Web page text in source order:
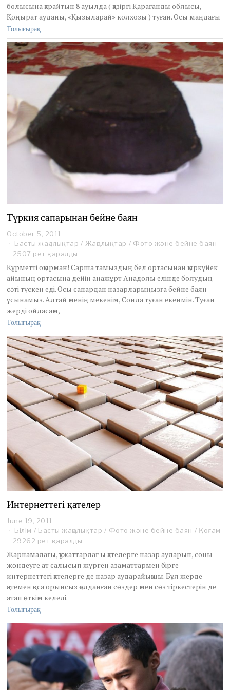
e
2
0
1
1
болысына қарайтын 8 ауылда ( қазіргі Қарағанды облысы,
Қоңырат ауданы, «Қызыларай» колхозы ) туған. Осы маңдағы
Толығырақ
Түркия сапарынан бейне баян
October 5, 2011
c
t
b
e
r
6
1
1
Басты жаңалықтар / Жаңалықтар / Фото және бейне баян
2507 рет қаралды
Құрметті оқырман! Сарша тамыздың бел ортасынан қыркүйек
айының ортасына дейін анажұрт Анадолы елінде болудың
сәті түскен еді. Осы сапардан назарларыңызға бейне баян
ұсынамыз. Алтай менің мекенім, Сонда туған екенмін. Туған
жерді ойласам,
Толығырақ
Интернеттегі қателер
June 19, 2011
e
c
m
b
e
r
2
0
2
0
Білім / Басты жаңалықтар / Фото және бейне баян / Қоғам
29262 рет қаралды
Жарнамадағы, құжаттардағ ы қателерге назар аударып, соны
жөндеуге ат салысып жүрген азаматтармен бірге
интернеттегі қателерге де назар аударайықшы. Бұл жерде
қатемен қоса орынсыз қолданған сөздер мен сөз тіркестерін де
атап өткім келеді.
Толығырақ